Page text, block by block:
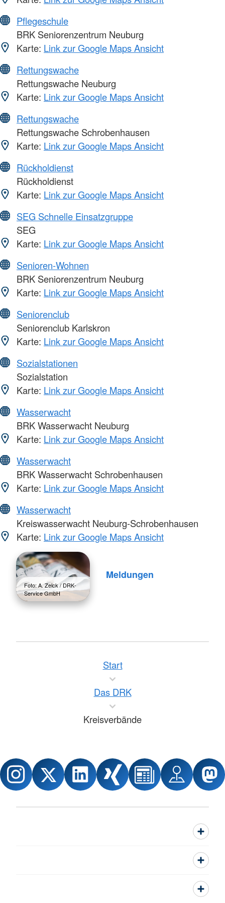
Pflegeschule
BRK Seniorenzentrum Neuburg
Karte: Link zur Google Maps Ansicht
Rettungswache
Rettungswache Neuburg
Karte: Link zur Google Maps Ansicht
Rettungswache
Rettungswache Schrobenhausen
Karte: Link zur Google Maps Ansicht
Rückholdienst
Rückholdienst
Karte: Link zur Google Maps Ansicht
SEG Schnelle Einsatzgruppe
SEG
Karte: Link zur Google Maps Ansicht
Senioren-Wohnen
BRK Seniorenzentrum Neuburg
Karte: Link zur Google Maps Ansicht
Seniorenclub
Seniorenclub Karlskron
Karte: Link zur Google Maps Ansicht
Sozialstationen
Sozialstation
Karte: Link zur Google Maps Ansicht
Wasserwacht
BRK Wasserwacht Neuburg
Karte: Link zur Google Maps Ansicht
Wasserwacht
BRK Wasserwacht Schrobenhausen
Karte: Link zur Google Maps Ansicht
Wasserwacht
Kreiswasserwacht Neuburg-Schrobenhausen
Karte: Link zur Google Maps Ansicht
Foto: A. Zelck / DRK-
Service GmbH
Meldungen
Start
Das DRK
Kreisverbände